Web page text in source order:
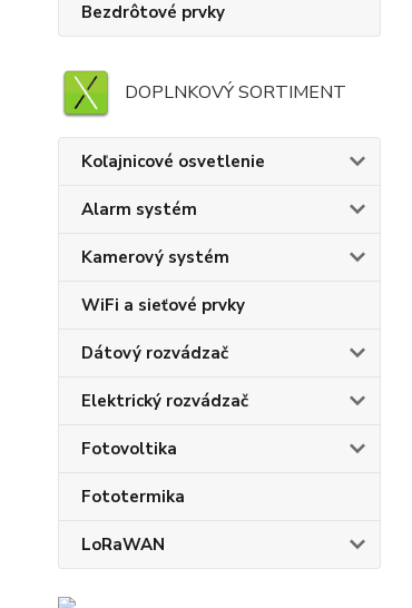
Bezdrôtové prvky
DOPLNKOVÝ SORTIMENT
Koľajnicové osvetlenie
Alarm systém
Kamerový systém
WiFi a sieťové prvky
Dátový rozvádzač
Elektrický rozvádzač
Fotovoltika
Fototermika
LoRaWAN